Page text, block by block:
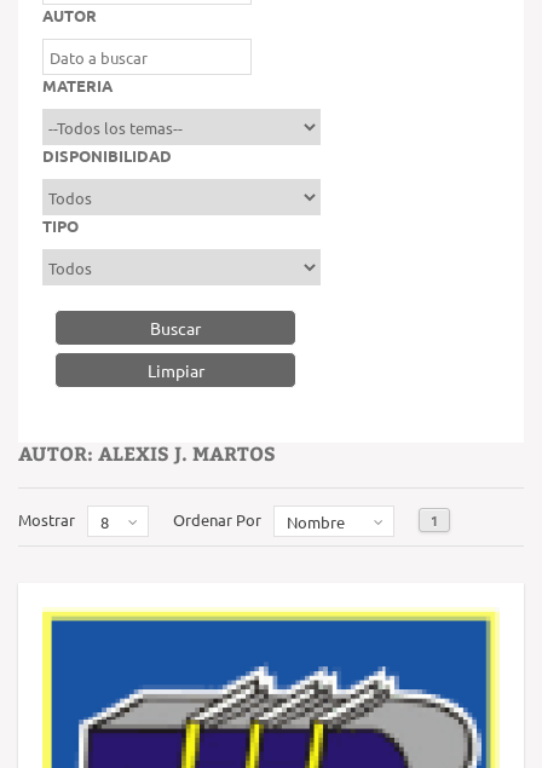
AUTOR
MATERIA
DISPONIBILIDAD
TIPO
Buscar
AUTOR: ALEXIS J. MARTOS
Mostrar 8 Ordenar Por Nombre 1